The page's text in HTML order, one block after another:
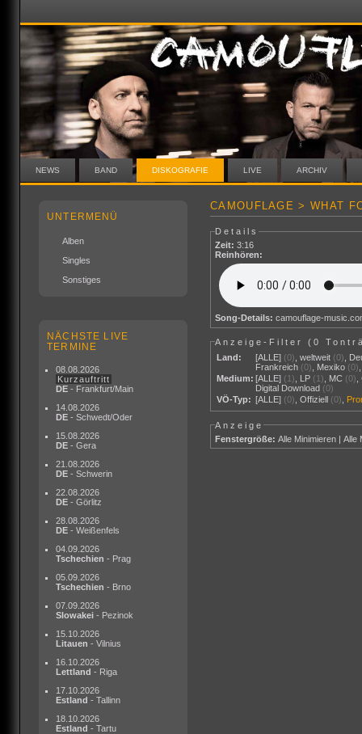
NEWS BAND DISKOGRAFIE LIVE ARCHIV
UNTERMENÜ
Alben
Singles
Sonstiges
NÄCHSTE LIVE
TERMINE
08.08.2026
Kurzauftritt
DE - Frankfurt/Main
14.08.2026
DE - Schwedt/Oder
15.08.2026
DE - Gera
21.08.2026
DE - Schwerin
22.08.2026
DE - Görlitz
28.08.2026
DE - Weißenfels
04.09.2026
Tschechien - Prag
05.09.2026
Tschechien - Brno
07.09.2026
Slowakei - Pezinok
15.10.2026
Litauen - Vilnius
16.10.2026
Lettland - Riga
17.10.2026
Estland - Tallinn
18.10.2026
Estland - Tartu
CAMOUFLAGE > WHAT
Details
Zeit: 3:16
Reinhören:
Song-Details: camouflage-
Anzeige-Filter (0
Land:
[ALLE] (0) ,weltweit (0)
Frankreich (0) Mexiko (0)
Medium: [ALLE] (1) LP (1) MC (0) ,
Digital Download (0)
VÖ-Typ: [ALLE] (0) ,Offiziell (0)
Anzeige
Fenstergröße: Alle Minimieren |Alle